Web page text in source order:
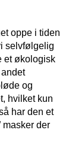
oppe i tiden
selvfølgelig
et økologisk
og
hvilket kun
har den et
masker der